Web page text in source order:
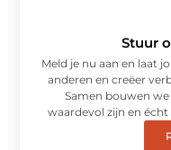
Stuur
Meld je nu aan en laat
anderen en creëer
Samen bouwen
waardevol zijn en écht